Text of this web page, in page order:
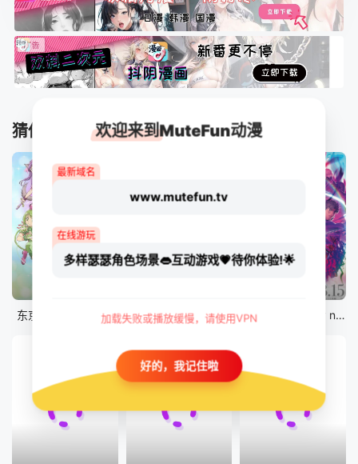
猜你喜欢
东京猫猫 NEW～♡ 真・进化果 实不知不觉踏上胜利的人生 剧场版 Fate/stay night [Heaven&#039;s Feel] III.spring song
欢迎来到MuteFun动漫
最新域名
www.mutefun.tv
在线游玩
多样瑟瑟角色场景👄互动游戏💗待你体验!🌟
加载失败或播放缓慢，请使用VPN
好的，我记住啦